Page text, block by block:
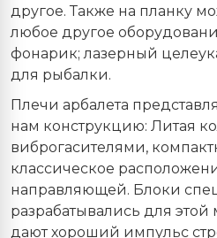
другое. Также на планку
любое другое
фонарик; лазерный
для рыбалки.
Плечи арбалета
нам конструкцию: Литая
виброгасителями,
классическое
направляющей. Блоки
разрабатывались для этой
дают хороший импульс